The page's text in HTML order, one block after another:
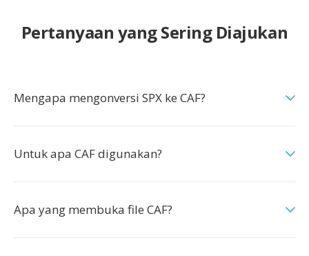
Pertanyaan yang Sering Diajukan
Mengapa mengonversi SPX ke CAF?
Untuk apa CAF digunakan?
Apa yang membuka file CAF?